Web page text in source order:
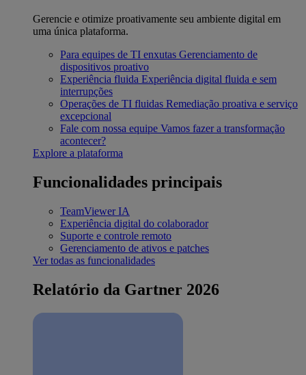
Gerencie e otimize proativamente seu ambiente digital em
uma única plataforma.
Para equipes de TI enxutas Gerenciamento de
dispositivos proativo
Experiência fluida Experiência digital fluida e sem
interrupções
Operações de TI fluidas Remediação proativa e serviço
excepcional
Fale com nossa equipe Vamos fazer a transformação
acontecer?
Explore a plataforma
Funcionalidades principais
TeamViewer IA
Experiência digital do colaborador
Suporte e controle remoto
Gerenciamento de ativos e patches
Ver todas as funcionalidades
Relatório da Gartner 2026